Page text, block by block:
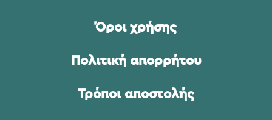
Όροι χρήσης
Πολιτική απορρήτου
Τρόποι αποστολής